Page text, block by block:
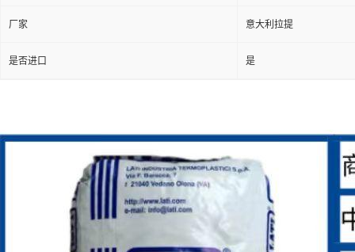
厂家 意大利拉提
是否进口 是